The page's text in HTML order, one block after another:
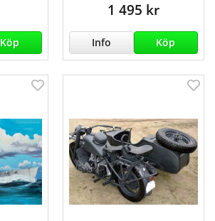
Köp
1 495 kr
Info Köp